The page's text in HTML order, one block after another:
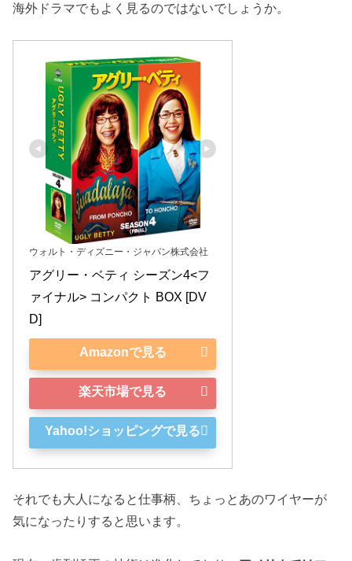
海外ドラマでもよく見るのではないでしょうか。
ウォルト・ディズニー・ジャパン株式会社
アグリー・ベティ シーズン4<フ
ァイナル> コンパクト BOX [DV
D]
Amazonで見る
楽天市場で見る
Yahoo!ショッピングで見る
それでも大人になると仕事柄、ちょっとあのワイヤーが
気になったりすると思います。